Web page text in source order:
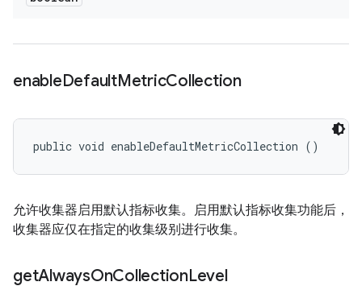
enableDefaultMetricCollection
public void enableDefaultMetricCollection ()
允许收集器启用默认指标收集。启用默认指标收集功能后，
收集器应仅在指定的收集级别进行收集。
getAlwaysOnCollectionLevel